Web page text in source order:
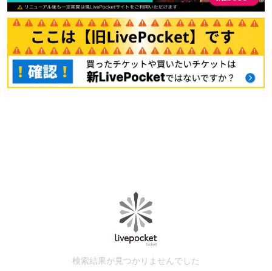
検索結果が見つかりませんでした